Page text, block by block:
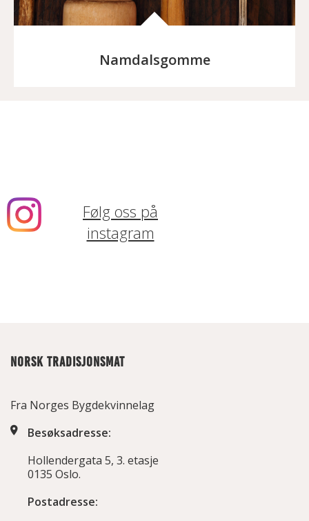
Namdalsgomme
Følg oss på
instagram
NORSK TRADISJONSMAT
Fra Norges Bygdekvinnelag
Besøksadresse:
Hollendergata 5, 3. etasje
0135 Oslo.
Postadresse: